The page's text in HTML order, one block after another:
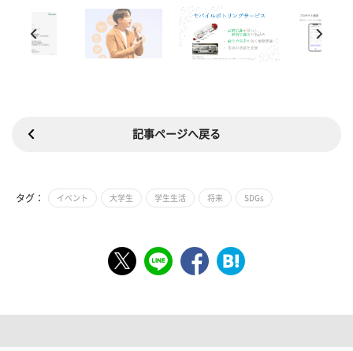
記事ページへ戻る
タグ： イベント 大学生 学生生活 将来 SDGs